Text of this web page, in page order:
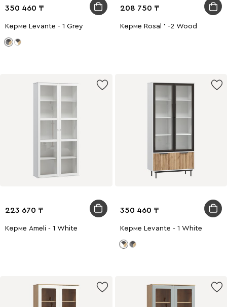
350 460
Көрме Levante - 1 Grey
208 750
Көрме Rosal ' -2 Wood
223 670
Көрме Ameli - 1 White
350 460
Көрме Levante - 1 White